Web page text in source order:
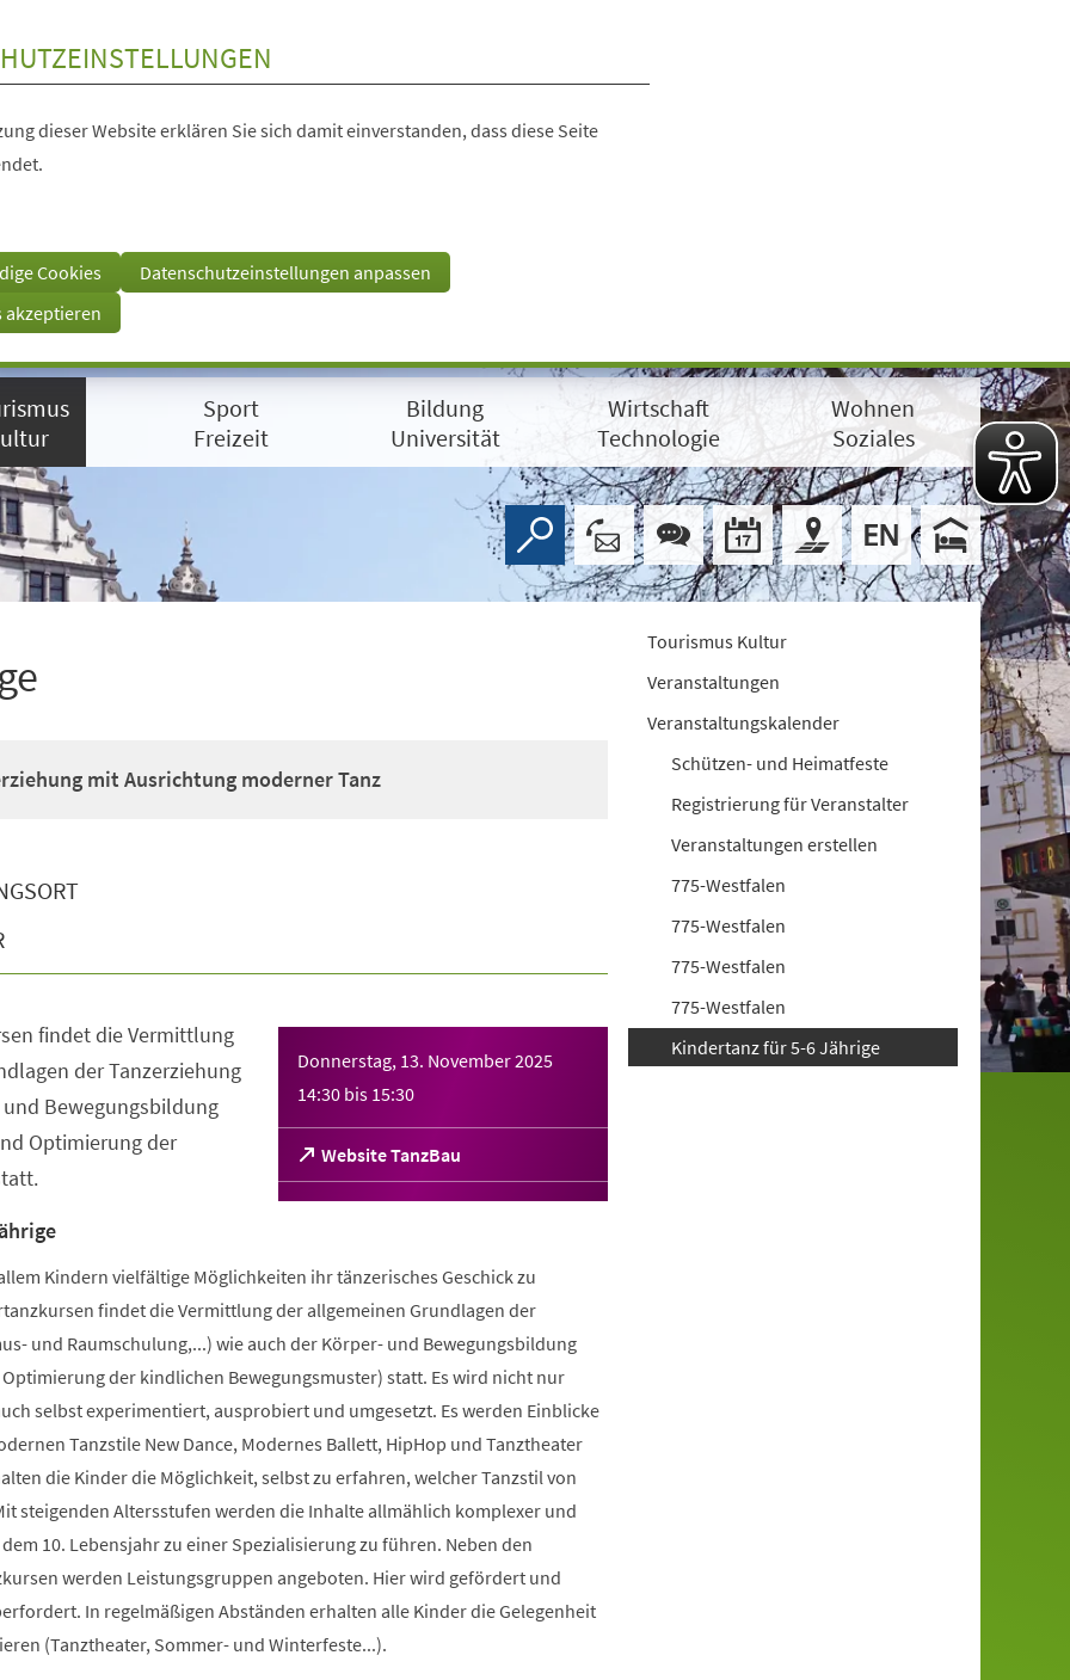
dieser Website erklären Sie sich damit einverstanden, dass diese Seite
Cookies
Datenschutzeinstellungen anpassen
akzeptieren
Sport
Freizeit
Bildung
Universität
Wirtschaft
Technologie
Wohnen
Soziales
mit Ausrichtung moderner Tanz
Donnerstag, 13. November 2025
14:30 bis 15:30
Website TanzBau
(Öffnet
in
einem
findet die Vermittlung
der Tanzerziehung
Bewegungsbildung
Optimierung der
Kindern vielfältige Möglichkeiten ihr tänzerisches Geschick zu
findet die Vermittlung der allgemeinen Grundlagen der
und Raumschulung,...) wie auch der Körper- und Bewegungsbildung
der kindlichen Bewegungsmuster) statt. Es wird nicht nur
selbst experimentiert, ausprobiert und umgesetzt. Es werden Einblicke
Tanzstile New Dance, Modernes Ballett, HipHop und Tanztheater
die Kinder die Möglichkeit, selbst zu erfahren, welcher Tanzstil von
steigenden Altersstufen werden die Inhalte allmählich komplexer und
10. Lebensjahr zu einer Spezialisierung zu führen. Neben den
werden Leistungsgruppen angeboten. Hier wird gefördert und
In regelmäßigen Abständen erhalten alle Kinder die Gelegenheit
(Tanztheater, Sommer- und Winterfeste...).
Tourismus Kultur
Veranstaltungen
Veranstaltungskalender
Schützen- und Heimatfeste
Registrierung für Veranstalter
Veranstaltungen erstellen
775-Westfalen
775-Westfalen
775-Westfalen
775-Westfalen
Kindertanz für 5-6 Jährige